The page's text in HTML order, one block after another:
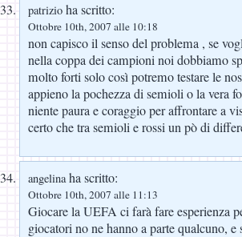
patrizio ha scritto:
Ottobre 10th, 2007 alle 10:18
non capisco il senso del problema , se
nella coppa dei campioni noi dobbiamo
molto forti solo così potremo testare le
appieno la pochezza di semioli o la vera
niente paura e coraggio per affrontare a
certo che tra semioli e rossi un pò di
angelinaha scritto:
Ottobre 10th, 2007 alle 11:13
Giocare la UEFA ci farà fare esperienza
giocatori no ne hanno a parte qualcuno, e